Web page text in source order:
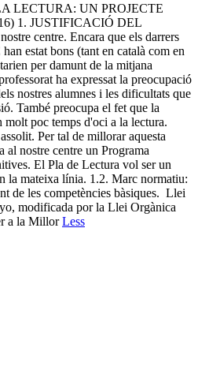
LECTURA: UN PROJECTE
1. JUSTIFICACIÓ DEL
centre. Encara que els darrers
estat bons (tant en català com en
per damunt de la mitjana
ha expressat la preocupació
nostres alumnes i les dificultats que
També preocupa el fet que la
poc temps d'oci a la lectura.
Per tal de millorar aquesta
al nostre centre un Programa
El Pla de Lectura vol ser un
la mateixa línia. 1.2. Marc normatiu:
de les competències bàsiques. ​ Llei
modificada por la Llei Orgànica
a la MillorLess